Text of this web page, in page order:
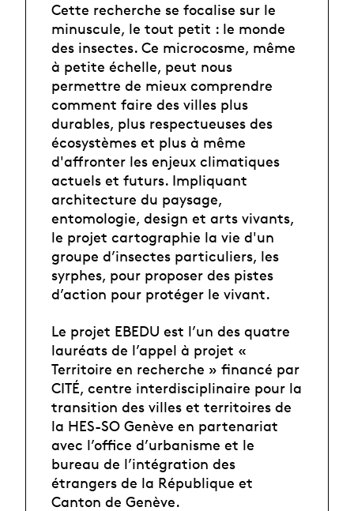
Cette recherche se focalise sur le
minuscule, le tout petit : le monde
des insectes. Ce microcosme, même
à petite échelle, peut nous
permettre de mieux comprendre
comment faire des villes plus
durables, plus respectueuses des
écosystèmes et plus à même
d'affronter les enjeux climatiques
actuels et futurs. Impliquant
architecture du paysage,
entomologie, design et arts vivants,
le projet cartographie la vie d'un
groupe d’insectes particuliers, les
syrphes, pour proposer des pistes
d’action pour protéger le vivant.
Le projet EBEDU est l’un des quatre
lauréats de l’appel à projet «
Territoire en recherche » financé par
CITÉ, centre interdisciplinaire pour la
transition des villes et territoires de
la HES-SO Genève en partenariat
avec l’office d’urbanisme et le
bureau de l’intégration des
étrangers de la République et
Canton de Genève.